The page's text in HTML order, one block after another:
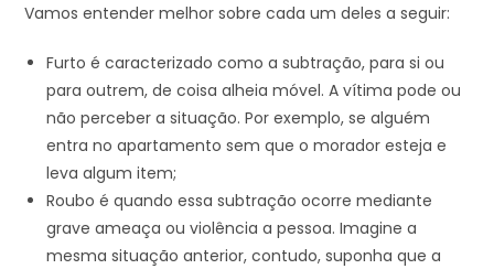
Vamos entender melhor sobre cada um deles a seguir:
Furto é caracterizado como a subtração, para si ou
para outrem, de coisa alheia móvel. A vítima pode ou
não perceber a situação. Por exemplo, se alguém
entra no apartamento sem que o morador esteja e
leva algum item;
Roubo é quando essa subtração ocorre mediante
grave ameaça ou violência a pessoa. Imagine a
mesma situação anterior, contudo, suponha que a